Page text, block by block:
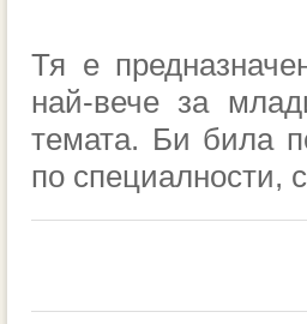
Тя е
най-вече за
темата. Би била
по специалности,